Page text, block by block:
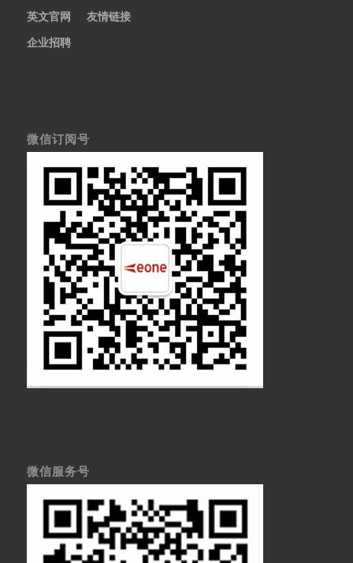
英文官网
友情链接
企业招聘
微信订阅号
微信服务号